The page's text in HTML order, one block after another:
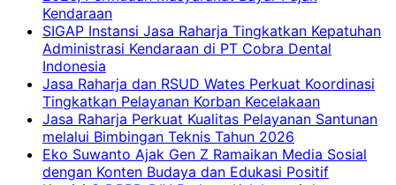
Kendaraan
SIGAP Instansi Jasa Raharja Tingkatkan Kepatuhan
Administrasi Kendaraan di PT Cobra Dental
Indonesia
Jasa Raharja dan RSUD Wates Perkuat Koordinasi
Tingkatkan Pelayanan Korban Kecelakaan
Jasa Raharja Perkuat Kualitas Pelayanan Santunan
melalui Bimbingan Teknis Tahun 2026
Eko Suwanto Ajak Gen Z Ramaikan Media Sosial
dengan Konten Budaya dan Edukasi Positif